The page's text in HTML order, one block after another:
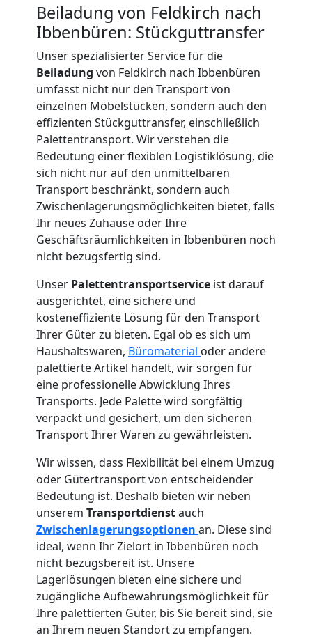
Beiladung von Feldkirch nach
Ibbenbüren: Stückguttransfer
Unser spezialisierter Service für die
Beiladung von Feldkirch nach Ibbenbüren
umfasst nicht nur den Transport von
einzelnen Möbelstücken, sondern auch den
effizienten Stückguttransfer, einschließlich
Palettentransport. Wir verstehen die
Bedeutung einer flexiblen Logistiklösung, die
sich nicht nur auf den unmittelbaren
Transport beschränkt, sondern auch
Zwischenlagerungsmöglichkeiten bietet, falls
Ihr neues Zuhause oder Ihre
Geschäftsräumlichkeiten in Ibbenbüren noch
nicht bezugsfertig sind.
Unser Palettentransportservice ist darauf
ausgerichtet, eine sichere und
kosteneffiziente Lösung für den Transport
Ihrer Güter zu bieten. Egal ob es sich um
Haushaltswaren, Büromaterial oder andere
palettierte Artikel handelt, wir sorgen für
eine professionelle Abwicklung Ihres
Transports. Jede Palette wird sorgfältig
verpackt und gesichert, um den sicheren
Transport Ihrer Waren zu gewährleisten.
Wir wissen, dass Flexibilität bei einem Umzug
oder Gütertransport von entscheidender
Bedeutung ist. Deshalb bieten wir neben
unserem Transportdienstauch
Zwischenlagerungsoptionen an. Diese sind
ideal, wenn Ihr Zielort in Ibbenbüren noch
nicht bezugsbereit ist. Unsere
Lagerlösungen bieten eine sichere und
zugängliche Aufbewahrungsmöglichkeit für
Ihre palettierten Güter, bis Sie bereit sind, sie
an Ihrem neuen Standort zu empfangen.
Internationaler
Umzug
Nationaler
Umzug